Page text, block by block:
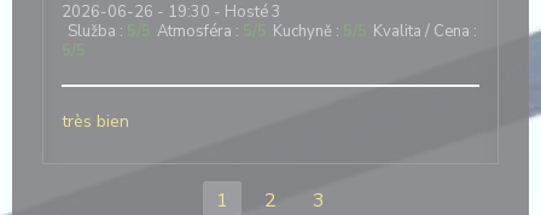
2026-06-26 - 19:30 - Hosté 3
Služba : Atmosféra : Kuchyně : Kvalita / Cena :
très bien
1 2 3